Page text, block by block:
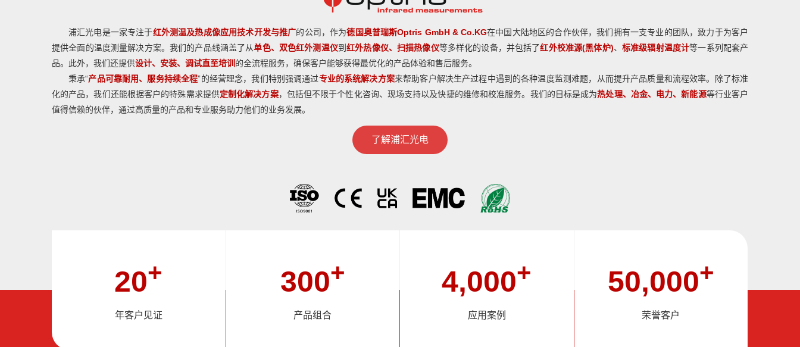
浦汇光电是一家专注于红外测温及热成像应用技术开发与推广的公司，作为德国奥普瑞斯Optris GmbH & Co.KG在中国大陆地区的合作伙伴，我们拥有一支专业的团队，致力于为客户
提供全面的温度测量解决方案。我们的产品线涵盖了从单色、双色红外测温仪到红外热像仪、扫描热像仪等多样化的设备，并包括了红外校准源(黑体炉)、标准级辐射温度计等一系列配套产
品。此外，我们还提供设计、安装、调试直至培训 的全流程服务，确保客户能够获得最优化的产品体验和售后服务。
秉承“产品可靠耐用、服务持续全程”的经营理念，我们特别强调通过专业的系统解决方案来帮助客户解决生产过程中遇到的各种温度监测难题，从而提升产品质量和流程效率。除了标准
化的产品，我们还能根据客户的特殊需求提供定制化解决方案，包括但不限于个性化咨询、现场支持以及快捷的维修和校准服务。我们的目标是成为热处理、 冶金、电力、新能源等行业客户
值得信赖的伙伴，通过高质量的产品和专业服务助力他们的业务发展。
了解浦汇光电
20+
年客户见证
300+
产品组合
4,000+
应用案例
50,000+
荣誉客户